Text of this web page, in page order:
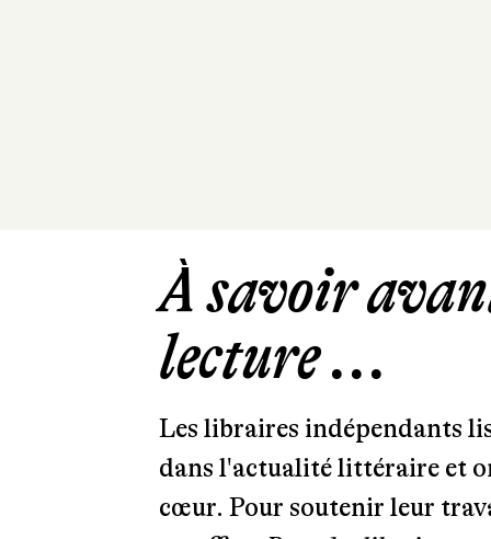
À savoir
lecture ...
Les libraires indépendants
dans l'actualité littéraire et
cœur. Pour soutenir leur